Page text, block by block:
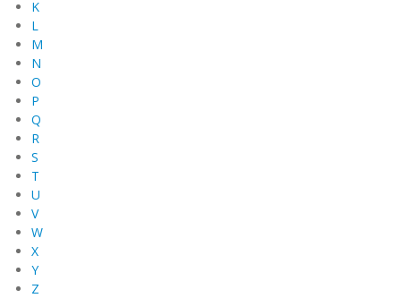
K
L
M
N
O
P
Q
R
S
T
U
V
W
X
Y
Z